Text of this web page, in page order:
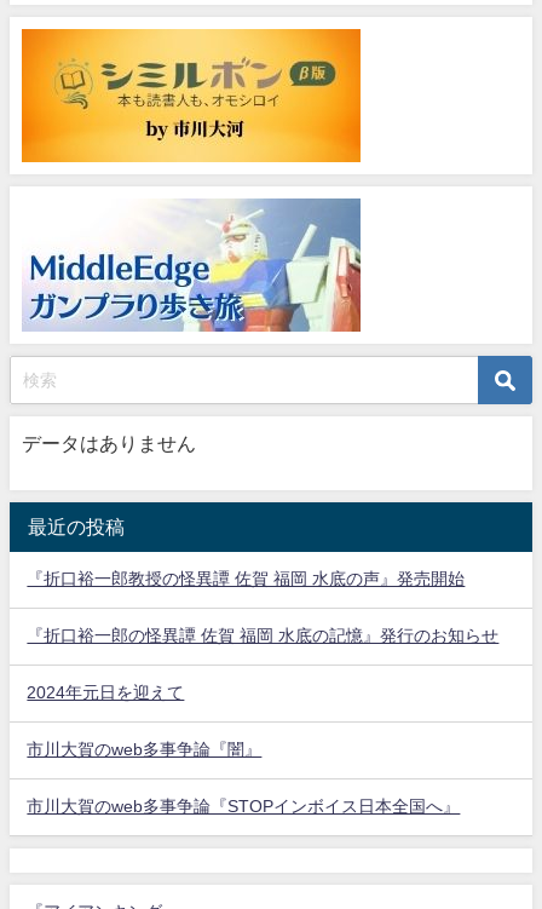
データはありません
最近の投稿
『折口裕一郎教授の怪異譚 佐賀 福岡 水底の声』発売開始
『折口裕一郎の怪異譚 佐賀 福岡 水底の記憶』発行のお知らせ
2024年元日を迎えて
市川大賀のweb多事争論『闇』
市川大賀のweb多事争論『STOPインボイス日本全国へ』